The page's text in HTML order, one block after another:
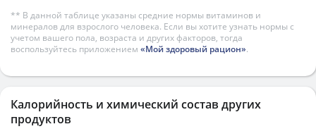
** В данной таблице указаны средние нормы витаминов и
минералов для взрослого человека. Если вы хотите узнать нормы с
учетом вашего пола, возраста и других факторов, тогда
воспользуйтесь приложением «Мой здоровый рацион».
Калорийность и химический состав других
продуктов